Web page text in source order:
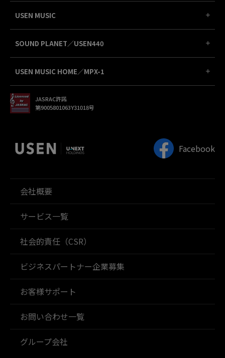
USEN MUSIC
SOUND PLANET／USEN440
USEN MUSIC HOME／MPX-1
JASRAC許諾
第9005801063Y31018号
Facebook
会社概要
サービス一覧
社会的責任（CSR）
ビジネスパートナー企業募集
お客様サポート
お問い合わせ一覧
グループ会社